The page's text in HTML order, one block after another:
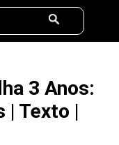
3 Anos:
| Texto |